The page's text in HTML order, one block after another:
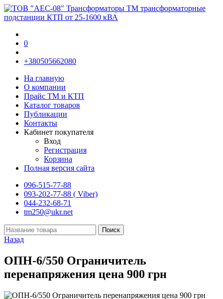
0
+380505662080
На главную
О компании
Прайс TM и КТП
Каталог товаров
Публикации
Контакты
Кабинет покупателя
Вход
Регистрация
Корзина
Полная версия сайта
096-515-77-88
093-202-77-88 ( Viber)
044-232-68-71
tm250@ukr.net
Назад
ОПН-6/550 Ограничитель
перенапряжения цена 900 грн